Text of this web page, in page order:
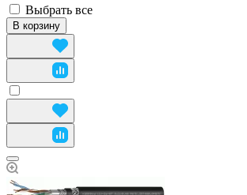
Выбрать все
В корзину